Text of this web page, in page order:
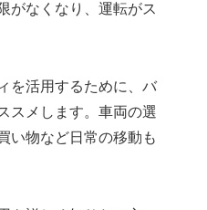
がなくなり、運転がス
を活用するために、バ
スメします。車両の選
い物など日常の移動も